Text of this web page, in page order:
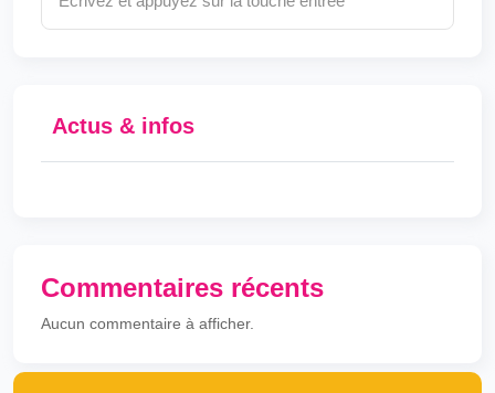
Actus & infos
Commentaires récents
Aucun commentaire à afficher.